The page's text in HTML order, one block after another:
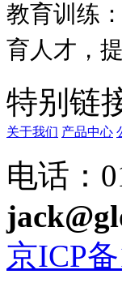
教育训练
育人才，
特别链
关于我们 产品中心
电话：
京ICP